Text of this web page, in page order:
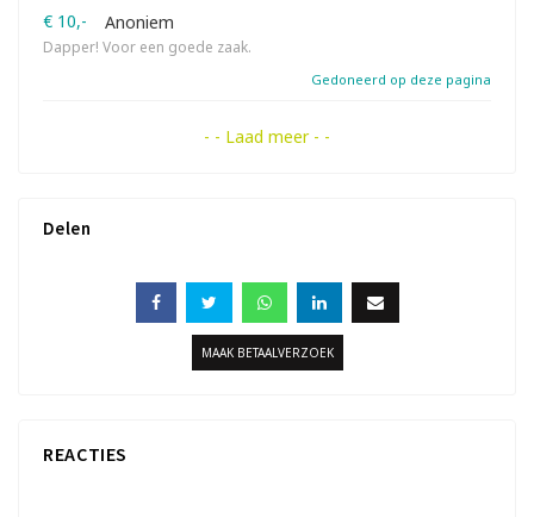
€ 10,- Anoniem
Dapper! Voor een goede zaak.
Gedoneerd op deze pagina
- - Laad meer - -
Delen
MAAK BETAALVERZOEK
REACTIES